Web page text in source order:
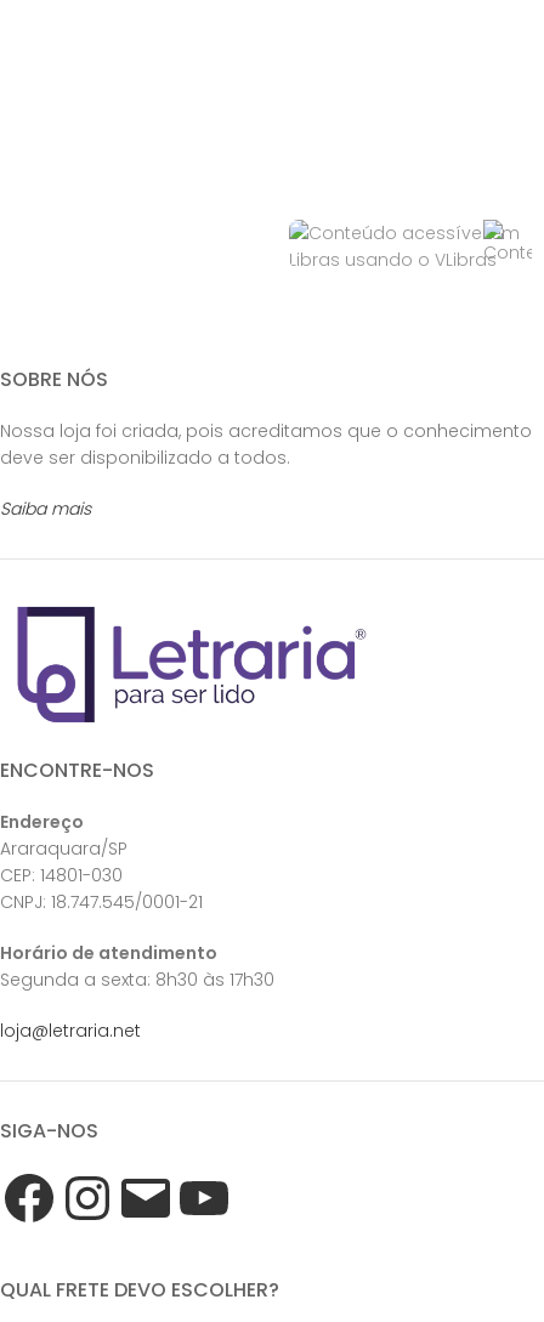
SOBRE NÓS
Nossa loja foi criada, pois acreditamos que o conhecimento
deve ser disponibilizado a todos.
Saiba mais
ENCONTRE-NOS
Endereço
Araraquara/SP
CEP: 14801-030
CNPJ: 18.747.545/0001-21
Horário de atendimento
Segunda a sexta: 8h30 às 17h30
loja@letraria.net
SIGA-NOS
QUAL FRETE DEVO ESCOLHER?